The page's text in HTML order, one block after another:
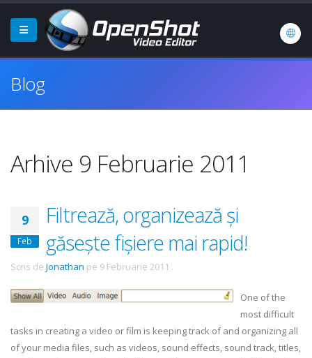
Blog
Arhive 9 Februarie 2011
9
Feb
Filtrează, organizează și
găsește fișiere mai rapid!
Scris de Jonathan pe 9 Februarie 2011 .
One of the
most difficult
tasks in creating a video or film is keeping track of and organizing all
of your media files, such as videos, sound effects, sound track, titles,